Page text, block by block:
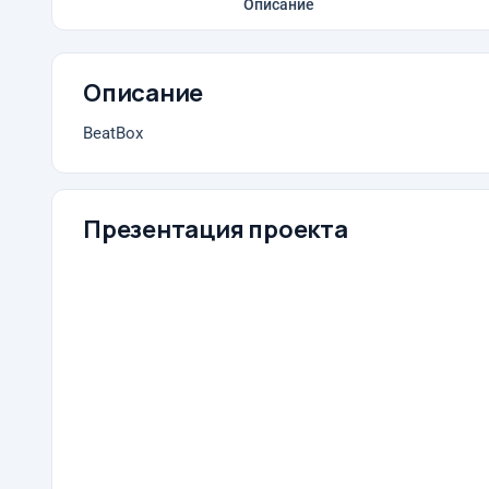
Описание
Описание
BeatBox
Презентация проекта